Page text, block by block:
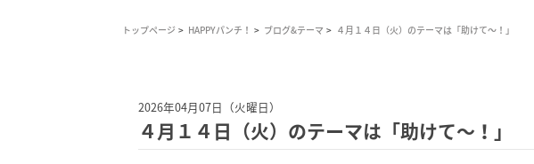
トップページ HAPPYパンチ！ ブログ&テーマ ４月１４日（火）のテーマは「助けて～！」
2026年04月07日（火曜日）
４月１４日（火）のテーマは「助けて～！」